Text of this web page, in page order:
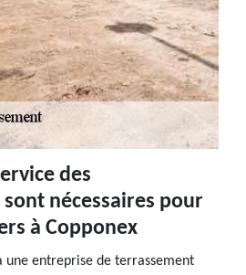
des
nécessaires pour
à Copponex
une entreprise de terrassement